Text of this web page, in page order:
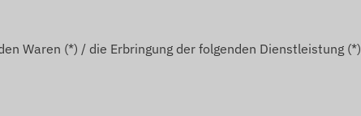
Waren (*) / die Erbringung der folgenden Dienstleistung (*)